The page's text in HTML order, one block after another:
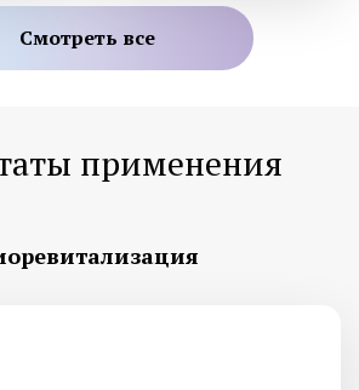
Смотреть все
применения